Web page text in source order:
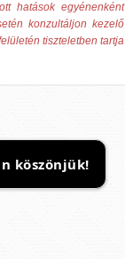
hatások egyénenként
konzultáljon kezelő
tiszteletben tartja
köszönjük!